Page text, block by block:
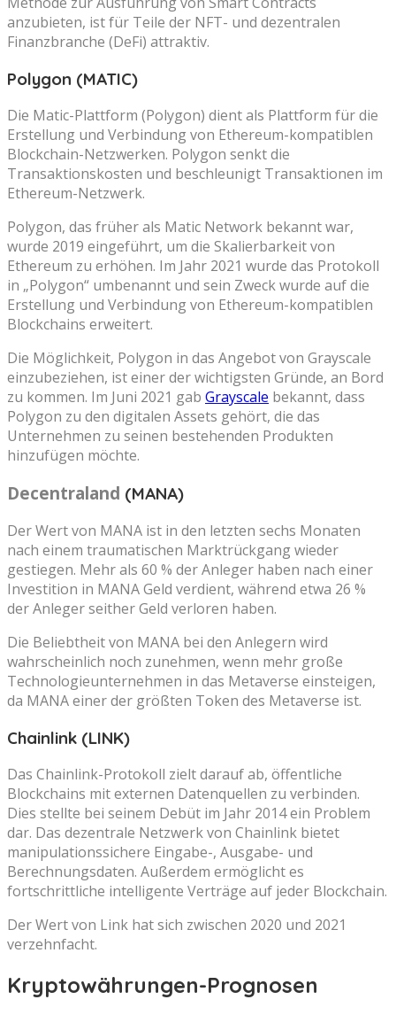
anzubieten, ist für Teile der NFT- und dezentralen
Finanzbranche (DeFi) attraktiv.
Polygon (MATIC)
Die Matic-Plattform (Polygon) dient als Plattform für die
Erstellung und Verbindung von Ethereum-kompatiblen
Blockchain-Netzwerken. Polygon senkt die
Transaktionskosten und beschleunigt Transaktionen im
Ethereum-Netzwerk.
Polygon, das früher als Matic Network bekannt war,
wurde 2019 eingeführt, um die Skalierbarkeit von
Ethereum zu erhöhen. Im Jahr 2021 wurde das Protokoll
in „Polygon“ umbenannt und sein Zweck wurde auf die
Erstellung und Verbindung von Ethereum-kompatiblen
Blockchains erweitert.
Die Möglichkeit, Polygon in das Angebot von Grayscale
einzubeziehen, ist einer der wichtigsten Gründe, an Bord
zu kommen. Im Juni 2021 gab Grayscale bekannt, dass
Polygon zu den digitalen Assets gehört, die das
Unternehmen zu seinen bestehenden Produkten
hinzufügen möchte.
Decentraland (MANA)
Der Wert von MANA ist in den letzten sechs Monaten
nach einem traumatischen Marktrückgang wieder
gestiegen. Mehr als 60 % der Anleger haben nach einer
Investition in MANA Geld verdient, während etwa 26 %
der Anleger seither Geld verloren haben.
Die Beliebtheit von MANA bei den Anlegern wird
wahrscheinlich noch zunehmen, wenn mehr große
Technologieunternehmen in das Metaverse einsteigen,
da MANA einer der größten Token des Metaverse ist.
Chainlink (LINK)
Das Chainlink-Protokoll zielt darauf ab, öffentliche
Blockchains mit externen Datenquellen zu verbinden.
Dies stellte bei seinem Debüt im Jahr 2014 ein Problem
dar. Das dezentrale Netzwerk von Chainlink bietet
manipulationssichere Eingabe-, Ausgabe- und
Berechnungsdaten. Außerdem ermöglicht es
fortschrittliche intelligente Verträge auf jeder Blockchain.
Der Wert von Link hat sich zwischen 2020 und 2021
verzehnfacht.
Kryptowährungen-Prognosen